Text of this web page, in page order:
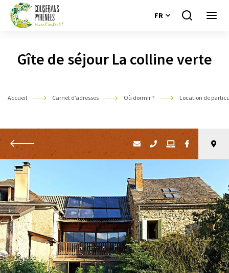
FR
Je
Gîte de séjour La colline verte
Accueil Carnet d’adresses Où dormir ? Location de
Retour